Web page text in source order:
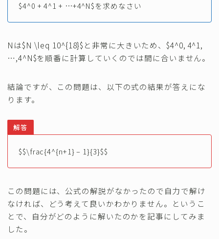
$4^0 + 4^1 + …+4^N$を求めなさい
Nは$N \leq 10^{18}$と非常に大きいため、$4^0, 4^1,
…,4^N$を順番に計算していくのでは間に合いません。
結論ですが、この問題は、以下の式の結果が答えにな
ります。
解答
$$\frac{4^{n+1} – 1}{3}$$
この問題には、公式の解説がなかったので自力で解け
なければ、どう考えて良いかわかりません。というこ
とで、自分がどのように解いたのかを記事にしてみま
した。